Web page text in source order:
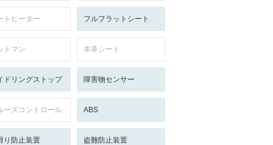
トヒーター フルフラットシート
トマン 本革シート
ドリングストップ 障害物センサー
ーズコントロール ABS
り防止装置 盗難防止装置